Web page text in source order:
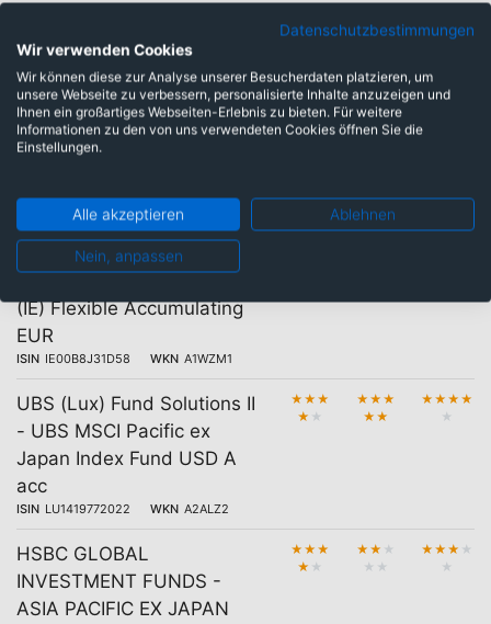
Japan SRI Climate Paris
Aligned - IE (C)
ISIN LU0390718863 WKN A0RA1X
★★★
★★★
★★★★
Amundi MSCI Pacific Ex
Aligned - IE (D)
ISIN LU0390718947 WKN A0RA1Z
(IE) Flexible Accumulating
EUR
ISIN IE00B8J31D58 WKN A1WZM1
UBS (Lux) Fund Solutions II
- UBS MSCI Pacific ex
Japan Index Fund USD A
acc
ISIN LU1419772022 WKN A2ALZ2
★ ★ ★
★ ★
★ ★ ★
★ ★
★ ★ ★ ★
★
HSBC GLOBAL
INVESTMENT FUNDS -
ASIA PACIFIC EX JAPAN
★ ★ ★
★ ★
★ ★ ★
★ ★
★ ★ ★ ★
★
Datenschutzbestimmungen
Wir verwenden Cookies
Wir können diese zur Analyse unserer Besucherdaten platzieren, um
unsere Webseite zu verbessern, personalisierte Inhalte anzuzeigen und
Ihnen ein großartiges Webseiten-Erlebnis zu bieten. Für weitere
Informationen zu den von uns verwendeten Cookies öffnen Sie die
Einstellungen.
Alle akzeptieren Ablehnen
Nein, anpassen